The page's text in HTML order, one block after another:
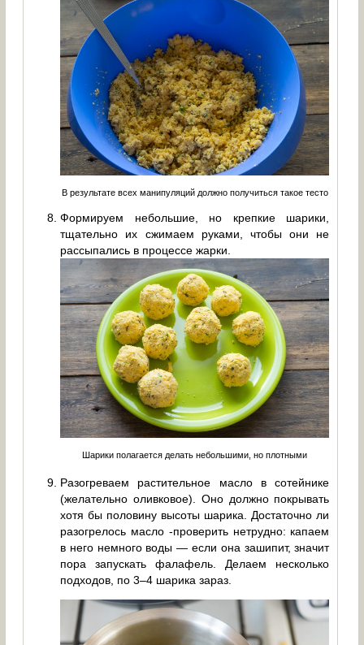
В результате всех манипуляций должно получиться такое тесто
Формируем небольшие, но крепкие шарики,
тщательно их сжимаем руками, чтобы они не
рассыпались в процессе жарки.
Шарики полагается делать небольшими, но плотными
Разогреваем растительное масло в сотейнике
(желательно оливковое). Оно должно покрывать
хотя бы половину высоты шарика. Достаточно ли
разогрелось масло -проверить нетрудно: капаем
в него немного воды — если она зашипит, значит
пора запускать фалафель. Делаем несколько
подходов, по 3–4 шарика зараз.